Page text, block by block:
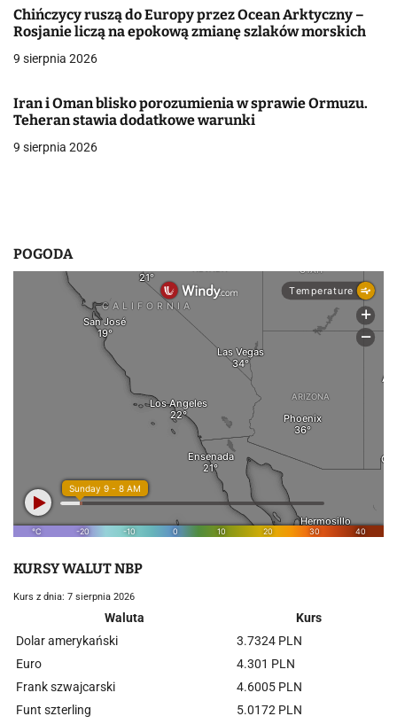
j
p
i
Chińczycy ruszą do Europy przez Ocean Arktyczny –
Rosjanie liczą na epokową zmianę szlaków morskich
9 sierpnia 2026
Iran i Oman blisko porozumienia w sprawie Ormuzu.
Teheran stawia dodatkowe warunki
9 sierpnia 2026
POGODA
KURSY WALUT NBP
Kurs z dnia: 7 sierpnia 2026
Waluta
Kurs
Dolar amerykański
3.7324 PLN
Euro
4.301 PLN
Frank szwajcarski
4.6005 PLN
Funt szterling
5.0172 PLN